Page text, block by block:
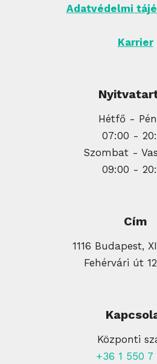
Adatvédelmi
Karrier
Hétfő -
07:00 -
Szombat -
09:00 -
Cím
1116 Budapest,
Fehérvári út
Központi
+36 1 550 7